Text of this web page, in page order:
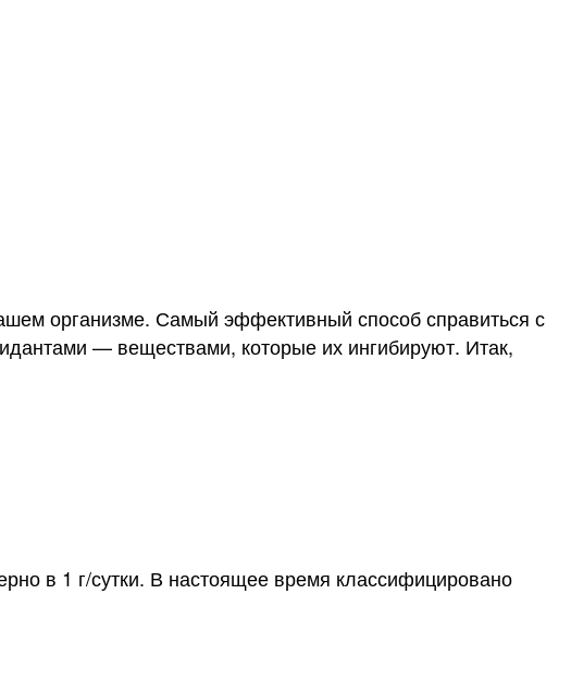
организме. Самый эффективный способ справиться с
— веществами, которые их ингибируют. Итак,
в 1 г/сутки. В настоящее время классифицировано